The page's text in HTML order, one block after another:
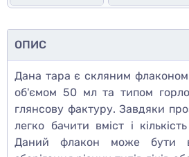
ОПИС
Дана тара є скляним флаконом
об'ємом 50 мл та типом
глянсову фактуру. Завдяки
легко бачити вміст і
Даний флакон може бути